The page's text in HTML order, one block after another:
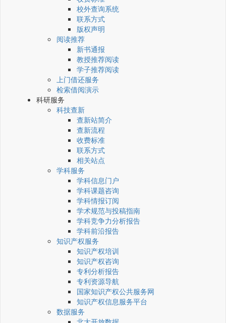
校外查询系统
联系方式
版权声明
阅读推荐
新书通报
教授推荐阅读
学子推荐阅读
上门借还服务
检索借阅演示
科研服务
科技查新
查新站简介
查新流程
收费标准
联系方式
相关站点
学科服务
学科信息门户
学科课题咨询
学科情报订阅
学术规范与投稿指南
学科竞争力分析报告
学科前沿报告
知识产权服务
知识产权培训
知识产权咨询
专利分析报告
专利资源导航
国家知识产权公共服务网
知识产权信息服务平台
数据服务